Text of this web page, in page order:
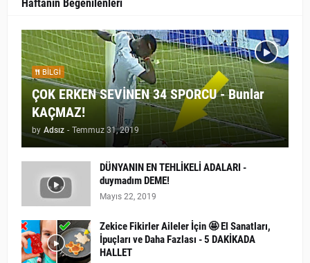
Haftanın Beğenilenleri
BILGI
ÇOK ERKEN SEVİNEN 34 SPORCU - Bunlar
KAÇMAZ!
by Adsız - Temmuz 31, 2019
DÜNYANIN EN TEHLİKELİ ADALARI -
duymadım DEME!
Mayıs 22, 2019
Zekice Fikirler Aileler İçin 🤩 El Sanatları,
İpuçları ve Daha Fazlası - 5 DAKİKADA
HALLET